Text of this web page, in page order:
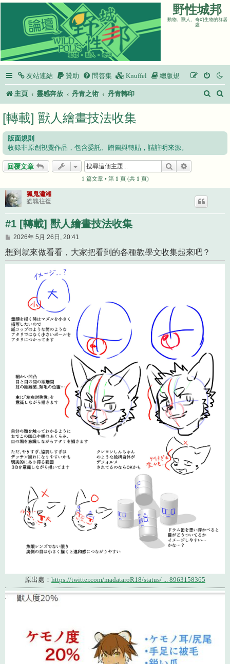
野性城邦
動物、獸人、奇幻生物的群居
處
友站連結 贊助 問答集 Knuffel 總版規
主頁 靈感奔放 丹青之術 丹青轉印
搜
[轉載] 獸人繪畫技法收集
版面規則
收錄非原創視覺作品，包含委託、贈圖與轉貼，請註明來源。
回覆文章 搜尋
1 篇文章 • 第 1 頁 (共 1 頁)
狐鬼瀟湘
皓魄往復
#1 [轉載] 獸人繪畫技法收集
文
2026年 5月 26日, 20:41
想到就來做看看，大家把看到的各種教學文收集起來吧？
原出處： https://twitter.com/madataroR18/status/ ... 8963158365